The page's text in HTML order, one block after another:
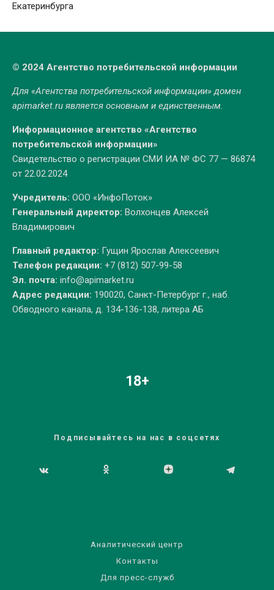
Екатеринбурга
© 2024 Агентство потребительской информации
Для «Агентства потребительской информации» домен
apimarket.ruявляется основным и единственным.
Информационное агентство «Агентство
потребительской информации»
Свидетельство о регистрации СМИ ИА № ФС 77 — 86874
от 22.02.2024
Учредитель: ООО «ИнфоПоток»
Генеральный директор: Волхонцев Алексей
Владимирович
Главный редактор: Гущин Ярослав Алексеевич
Телефон редакции: +7 (812) 507-99-58
Эл. почта: info@apimarket.ru
Адрес редакции: 190020, Санкт-Петербург г., наб.
Обводного канала, д. 134-136-138, литера АБ
18+
Подписывайтесь на нас в соцсетях
Аналитический центр
Контакты
Для пресс-служб